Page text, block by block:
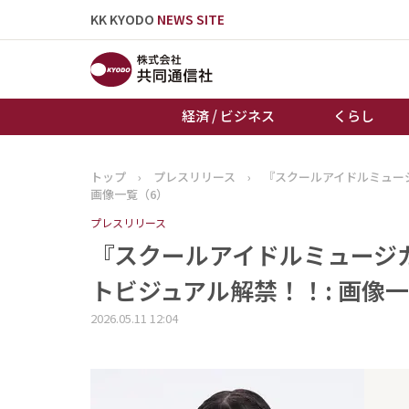
KK KYODO NEWS SITE
経済 / ビジネス くらし
トップページ
トップ › プレスリリース ›
『スクールアイドルミュ
画像一覧（6）
プレスリリース
『スクールアイドルミュー
トビジュアル解禁！！: 画像
2026.05.11 12:04